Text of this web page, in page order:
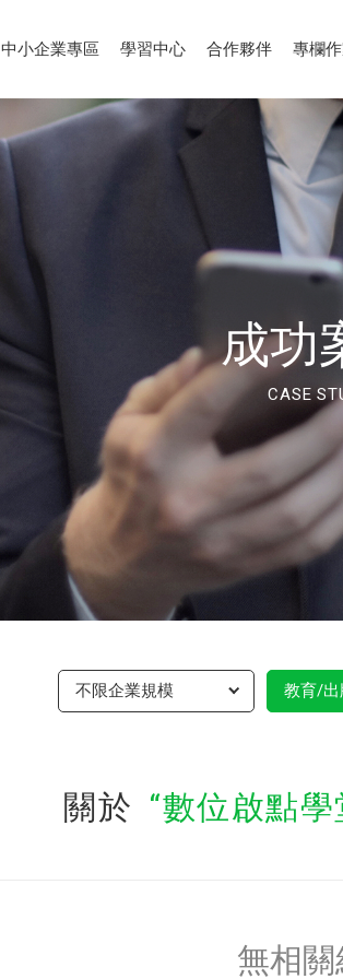
中小企業專區 學習中心 合作夥伴 專欄
成功
CASE
不限企業規模 教育/出
關於 數位啟點學
無相